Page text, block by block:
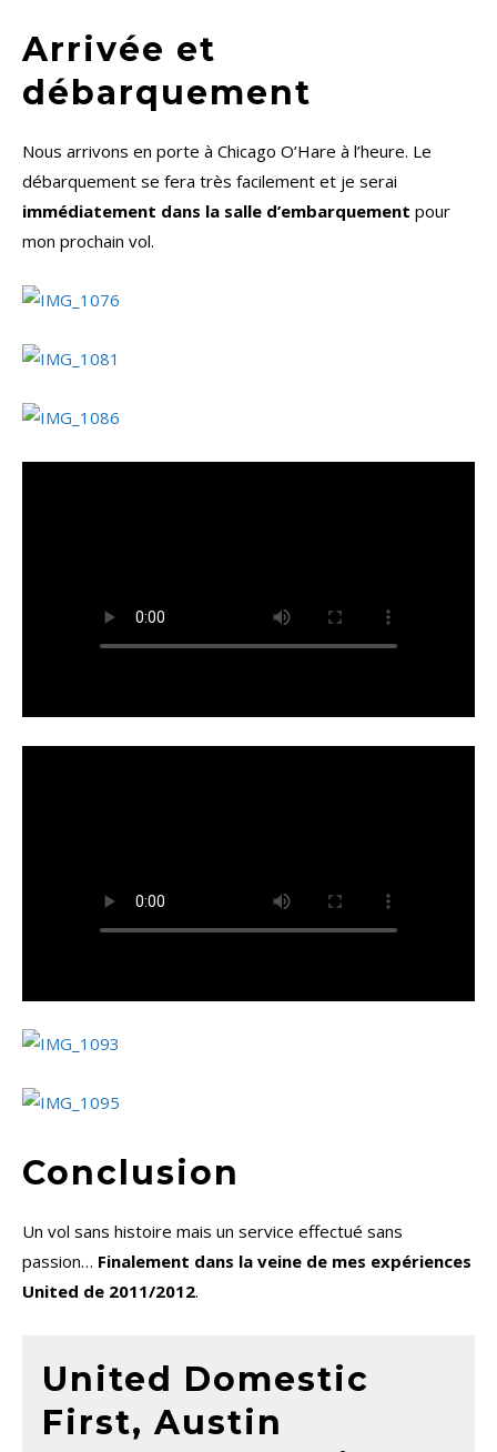
Arrivée et
débarquement
Nous arrivons en porte à Chicago O’Hare à l’heure. Le
débarquement se fera très facilement et je serai
immédiatement dans la salle d’embarquement pour
mon prochain vol.
Conclusion
Un vol sans histoire mais un service effectué sans
passion… Finalement dans la veine de mes expériences
United de 2011/2012.
United Domestic
First, Austin